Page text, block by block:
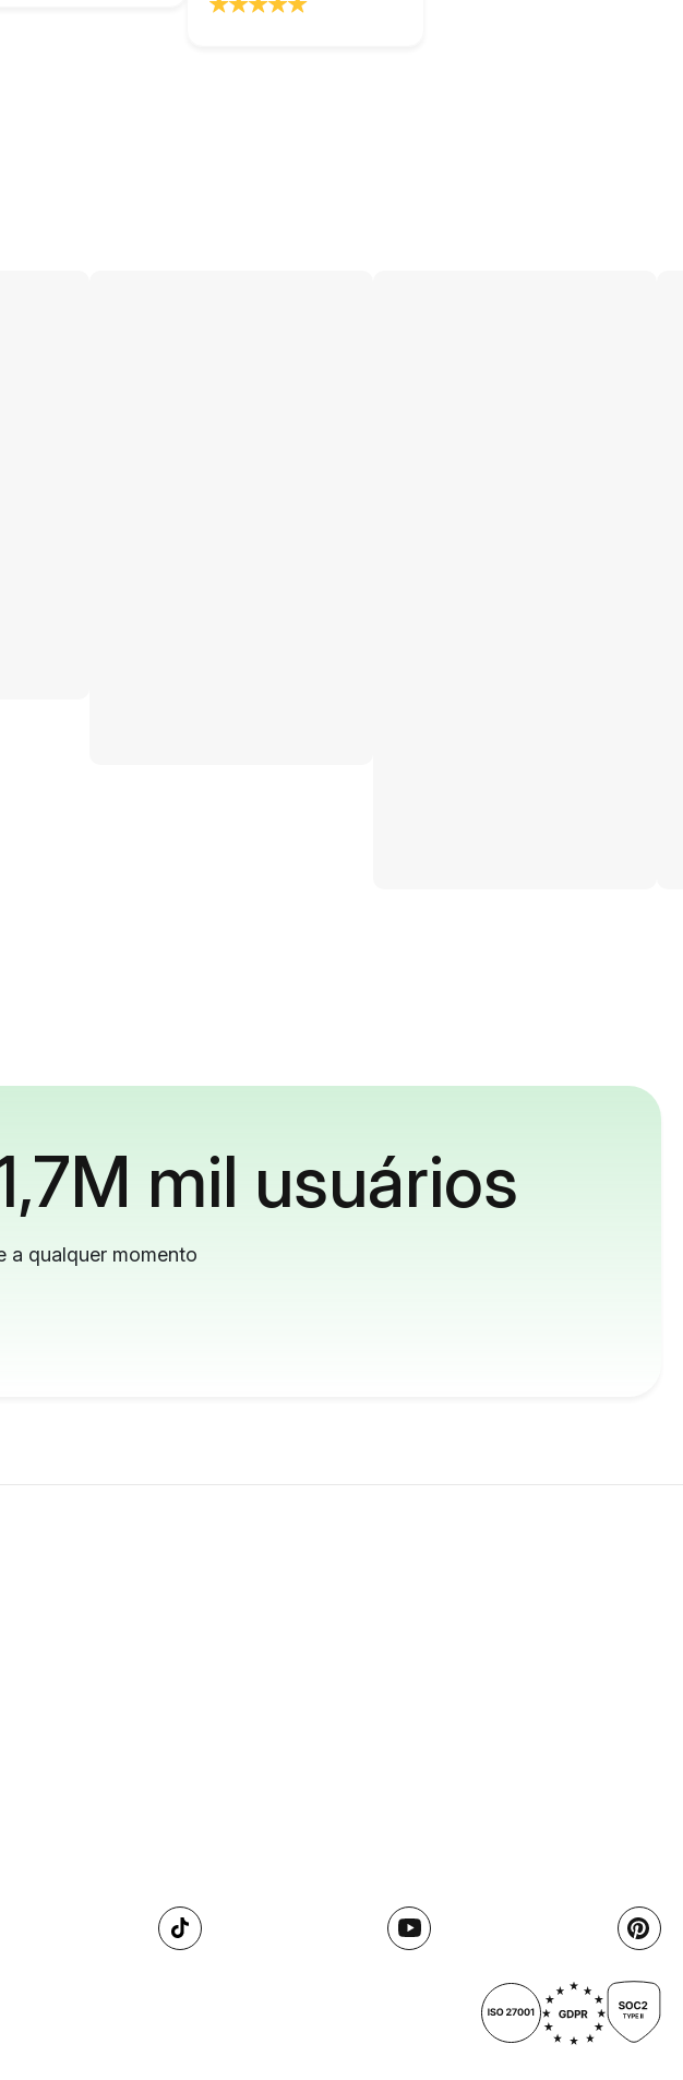
mil usuários
a qualquer momento